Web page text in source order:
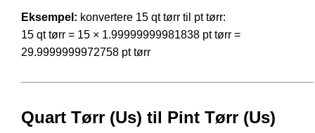
Eksempel: konvertere 15 qt tørr til pt tørr:
15 qt tørr = 15 × 1.99999999981838 pt tørr =
29.9999999972758 pt tørr
Quart Tørr (Us) til Pint Tørr (Us)